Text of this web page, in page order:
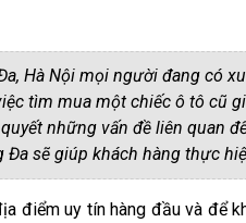
Hà Nội mọi người đang có
tìm mua một chiếc ô tô cũ
những vấn đề liên quan
Đa sẽ giúp khách hàng thực
điểm uy tín hàng đầu và để